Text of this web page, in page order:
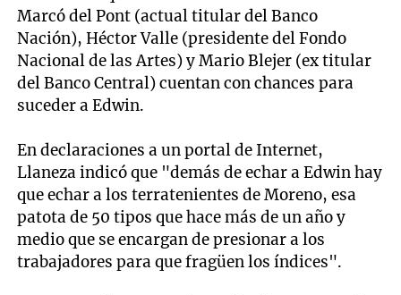
Marcó del Pont (actual titular del Banco
Nación), Héctor Valle (presidente del Fondo
Nacional de las Artes) y Mario Blejer (ex titular
del Banco Central) cuentan con chances para
suceder a Edwin.
En declaraciones a un portal de Internet,
Llaneza indicó que "demás de echar a Edwin hay
que echar a los terratenientes de Moreno, esa
patota de 50 tipos que hace más de un año y
medio que se encargan de presionar a los
trabajadores para que fragüen los índices".